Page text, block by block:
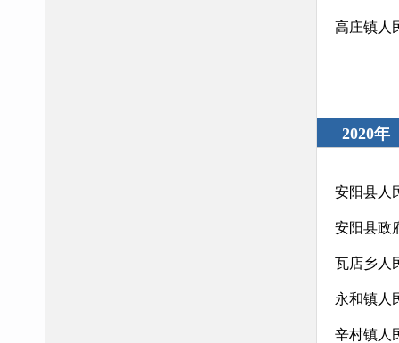
高庄镇人
2020年
安阳县人
安阳县政
瓦店乡人
永和镇人
辛村镇人